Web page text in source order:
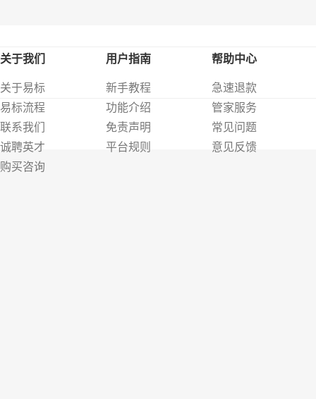
关于我们
关于易标
易标流程
联系我们
诚聘英才
购买咨询
用户指南
新手教程
功能介绍
免责声明
平台规则
帮助中心
急速退款
管家服务
常见问题
意见反馈